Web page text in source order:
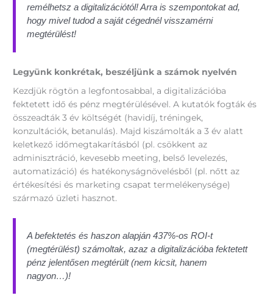
remélhetsz a digitalizációtól! Arra is szempontokat ad,
hogy mivel tudod a saját cégednél visszamérni
megtérülést!
Legyünk konkrétak, beszéljünk a számok nyelvén
Kezdjük rögtön a legfontosabbal, a digitalizációba
fektetett idő és pénz megtérülésével. A kutatók fogták és
összeadták 3 év költségét (havidíj, tréningek,
konzultációk, betanulás). Majd kiszámolták a 3 év alatt
keletkező időmegtakarításból (pl. csökkent az
adminisztráció, kevesebb meeting, belső levelezés,
automatizáció) és hatékonyságnövelésből (pl. nőtt az
értékesítési és marketing csapat termelékenysége)
származó üzleti hasznot.
A befektetés és haszon alapján 437%-os ROI-t
(megtérülést) számoltak, azaz a digitalizációba fektetett
pénz jelentősen megtérült (nem kicsit, hanem
nagyon…)!